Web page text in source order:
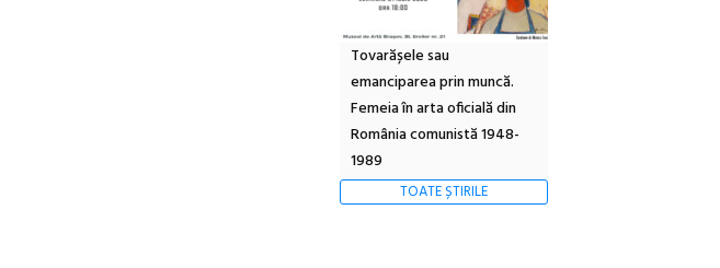
Tovarășele sau
emanciparea prin muncă.
Femeia în arta oficială din
România comunistă 1948-
1989
TOATE ȘTIRILE